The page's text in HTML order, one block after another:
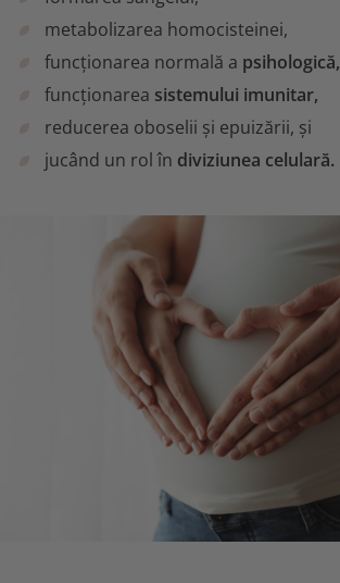
metabolizarea homocisteinei,
funcționarea normală a psihologică,
funcționarea sistemului imunitar,
reducerea oboselii și epuizării, și
jucând un rol în diviziunea celulară.